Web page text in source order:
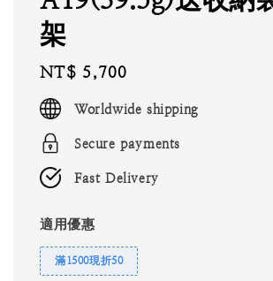
架
Regular
price
NT$ 5,700
Worldwide shipping
Secure payments
Fast Delivery
適用優惠
滿1500現折50